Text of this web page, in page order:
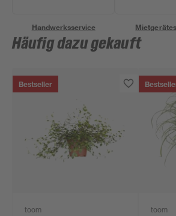
Handwerksservice
Häufig dazu gekauft
Bestseller
toom toom